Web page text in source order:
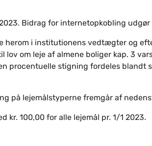
Bidrag for internetopkobling udgør
herom i institutionens vedtægter og
lov om leje af almene boliger kap. 3
procentuelle stigning fordeles blandt
på lejemålstyperne fremgår af
kr. 100,00 for alle lejemål pr. 1/1 2023.